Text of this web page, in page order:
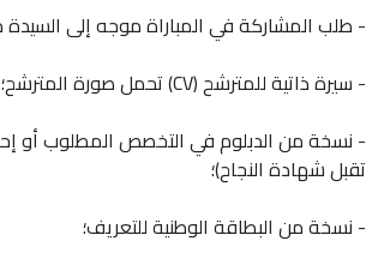
- طلب المشاركة في المباراة موجه إلى السيدة
‏- سيرة ذاتية للمترشح (CV)‏ ‏تحمل صورة المترشح؛
- نسخة من الدبلوم في التخصص المطلوب أو
تقبل شهادة النجاح)؛
- نسخة من البطاقة الوطنية للتعريف؛